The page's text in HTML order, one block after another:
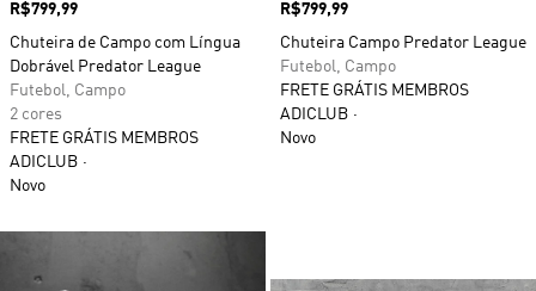
Preço
R$799,99
Chuteira de Campo com Língua
Dobrável Predator League
Futebol, Campo
2 cores
FRETE GRÁTIS MEMBROS
ADICLUB
Novo
Preço
R$799,99
Chuteira Campo Predator League
Futebol, Campo
FRETE GRÁTIS MEMBROS
ADICLUB
Novo